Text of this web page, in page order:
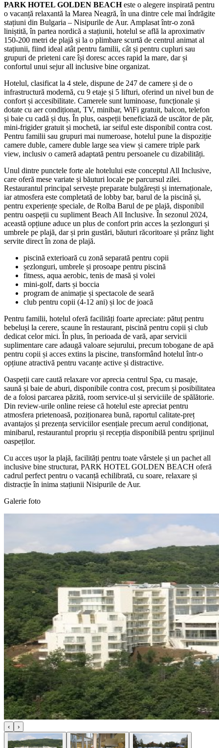
PARK HOTEL GOLDEN BEACHeste o alegere inspirată pentru
o vacanță relaxantă la Marea Neagră, în una dintre cele mai îndrăgite
stațiuni din Bulgaria – Nisipurile de Aur. Amplasat într-o zonă
liniștită, în partea nordică a stațiunii, hotelul se află la aproximativ
150-200 metri de plajă și la o plimbare scurtă de centrul animat al
stațiunii, fiind ideal atât pentru familii, cât și pentru cupluri sau
grupuri de prieteni care își doresc acces rapid la mare, dar și
confortul unui sejur all inclusive bine organizat.
Hotelul, clasificat la 4 stele, dispune de 247 de camere și de o
infrastructură modernă, cu 9 etaje și 5 lifturi, oferind un nivel bun de
confort și accesibilitate. Camerele sunt luminoase, funcționale și
dotate cu aer condiționat, TV, minibar, WiFi gratuit, balcon, telefon
și baie cu cadă și duș. În plus, oaspeții beneficiază de uscător de păr,
mini-frigider gratuit și mochetă, iar seiful este disponibil contra cost.
Pentru familii sau grupuri mai numeroase, hotelul pune la dispoziție
camere duble, camere duble large sea view și camere triple park
view, inclusiv o cameră adaptată pentru persoanele cu dizabilități.
Unul dintre punctele forte ale hotelului este conceptul All Inclusive,
care oferă mese variate și băuturi locale pe parcursul zilei.
Restaurantul principal servește preparate bulgărești și internaționale,
iar atmosfera este completată de lobby bar, barul de la piscină și,
pentru experiențe speciale, de Rolba Barul de pe plajă, disponibil
pentru oaspeții cu supliment Beach All Inclusive. În sezonul 2024,
această opțiune aduce un plus de confort prin acces la șezlonguri și
umbrele pe plajă, dar și prin gustări, băuturi răcoritoare și prânz light
servite direct în zona de plajă.
piscină exterioară cu zonă separată pentru copii
șezlonguri, umbrele și prosoape pentru piscină
fitness, aqua aerobic, tenis de masă și volei
mini-golf, darts și boccia
program de animație și spectacole de seară
club pentru copii (4-12 ani) și loc de joacă
Pentru familii, hotelul oferă facilități foarte apreciate: pătuț pentru
bebeluși la cerere, scaune în restaurant, piscină pentru copii și club
dedicat celor mici. În plus, în perioada de vară, apar servicii
suplimentare care adaugă valoare sejurului, precum tobogane de apă
pentru copii și acces extins la piscine, transformând hotelul într-o
opțiune atractivă pentru vacanțe active și distractive.
Oaspeții care caută relaxare vor aprecia centrul Spa, cu masaje,
saună și baie de aburi, disponibile contra cost, precum și posibilitatea
de a folosi parcarea păzită, room service-ul și serviciile de spălătorie.
Din review-urile online reiese că hotelul este apreciat pentru
atmosfera prietenoasă, poziționarea bună, raportul calitate-preț
avantajos și prezența serviciilor esențiale precum aerul condiționat,
minibarul, restaurantul propriu și recepția disponibilă pentru sprijinul
oaspeților.
Cu acces ușor la plajă, facilități pentru toate vârstele și un pachet all
inclusive bine structurat, PARK HOTEL GOLDEN BEACH oferă
cadrul perfect pentru o vacanță echilibrată, cu soare, relaxare și
distracție în inima stațiunii Nisipurile de Aur.
Galerie foto
‹ ›